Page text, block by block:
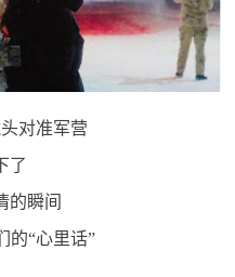
对准军营
了
的瞬间
的“心里话”